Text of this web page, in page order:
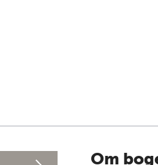
Om